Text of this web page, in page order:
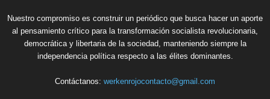
Nuestro compromiso es construir un periódico que busca hacer un aporte
al pensamiento crítico para la transformación socialista revolucionaria,
democrática y libertaria de la sociedad, manteniendo siempre la
independencia política respecto a las élites dominantes.
Contáctanos: werkenrojocontacto@gmail.com